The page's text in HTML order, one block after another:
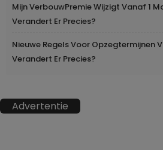
Mijn VerbouwPremie Wijzigt Vanaf 1
Verandert Er Precies?
Nieuwe Regels Voor Opzegtermijnen
Verandert Er Precies?
Advertentie